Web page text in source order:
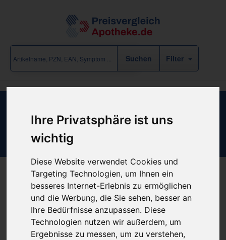
Ihre Privatsphäre ist uns
wichtig
Diese Website verwendet Cookies und
Targeting Technologien, um Ihnen ein
besseres Internet-Erlebnis zu ermöglichen
und die Werbung, die Sie sehen, besser an
Ihre Bedürfnisse anzupassen. Diese
Technologien nutzen wir außerdem, um
Ergebnisse zu messen, um zu verstehen,
Filter
COM-TEX Injektionspflaster
Produkt empfehlen
Kein Preis bekannt